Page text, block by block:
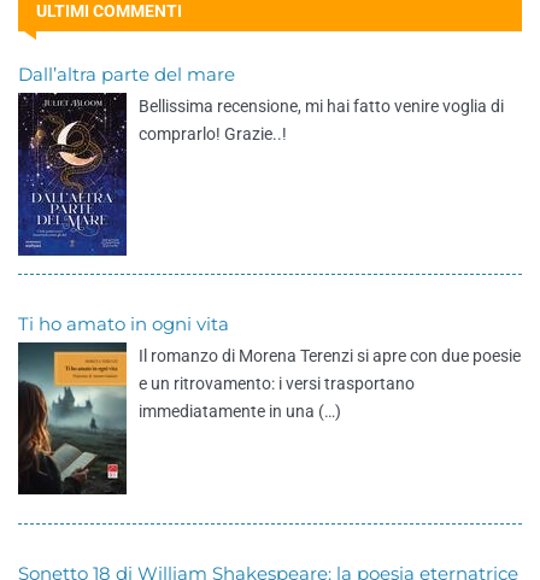
ULTIMI COMMENTI
Dall’altra parte del mare
Bellissima recensione, mi hai fatto venire voglia di
comprarlo! Grazie..!
Ti ho amato in ogni vita
Il romanzo di Morena Terenzi si apre con due poesie
e un ritrovamento: i versi trasportano
immediatamente in una (…)
Sonetto 18 di William Shakespeare: la poesia eternatrice